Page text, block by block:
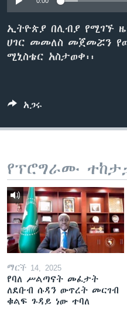
ቋንቋዎች
ኢትዮጵያ በሊብያ የሚገኙ
ሀገር መመለስ መጀመሯን
ሚኒስቴር አስታወቀ፡፡
አጋሩ
የፕሮግራሙ
ማርች 14, 2025
የባለ ሥልጣናት መፈታት
ለደቡብ ሱዳን ውጥረት መርገብ
ቁልፍ ጉዳይ ነው ተባለ